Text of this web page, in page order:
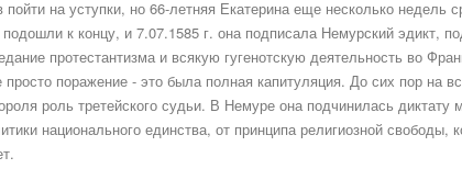
пойти на уступки, но 66-летняя Екатерина еще несколько недель
к концу, и 7.07.1585 г. она подписала Немурский эдикт,
протестантизма и всякую гугенотскую деятельность во
поражение - это была полная капитуляция. До сих пор на
роль третейского судьи. В Немуре она подчинилась диктату
национального единства, от принципа религиозной свободы,